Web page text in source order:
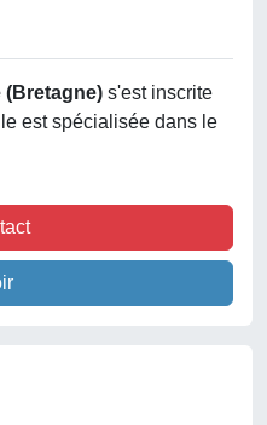
(bretagne) s'est inscrite
est spécialisée dans le